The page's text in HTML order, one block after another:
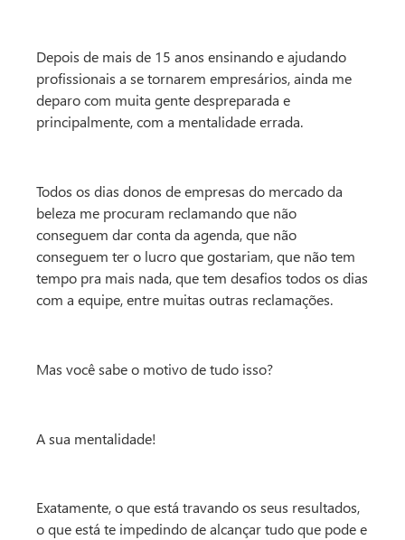
Depois de mais de 15 anos ensinando e ajudando
profissionais a se tornarem empresários, ainda me
deparo com muita gente despreparada e
principalmente, com a mentalidade errada.
Todos os dias donos de empresas do mercado da
beleza me procuram reclamando que não
conseguem dar conta da agenda, que não
conseguem ter o lucro que gostariam, que não tem
tempo pra mais nada, que tem desafios todos os dias
com a equipe, entre muitas outras reclamações.
Mas você sabe o motivo de tudo isso?
A sua mentalidade!
Exatamente, o que está travando os seus resultados,
o que está te impedindo de alcançar tudo que pode e